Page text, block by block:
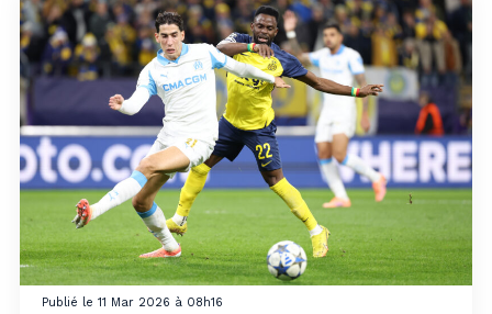
Publié le 11 Mar 2026 à 08h16